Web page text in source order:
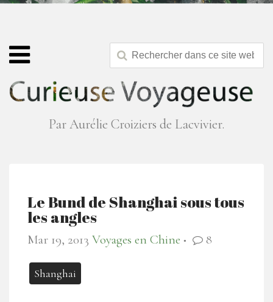
Par Aurélie Croiziers de Lacvivier.
Le Bund de Shanghai sous tous
les angles
Mar 19, 2013 Voyages en Chine ● 8
Shanghai